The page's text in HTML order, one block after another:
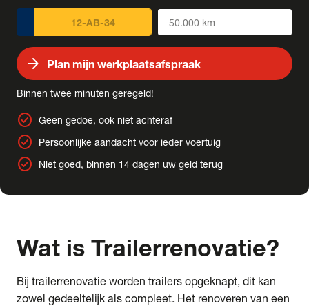
arrow_forward Plan mijn werkplaatsafspraak
Binnen twee minuten geregeld!
check_circle Geen gedoe, ook niet achteraf
check_circle Persoonlijke aandacht voor ieder voertuig
check_circle Niet goed, binnen 14 dagen uw geld terug
Wat is Trailerrenovatie?
Bij trailerrenovatie worden trailers opgeknapt, dit kan
zowel gedeeltelijk als compleet. Het renoveren van een